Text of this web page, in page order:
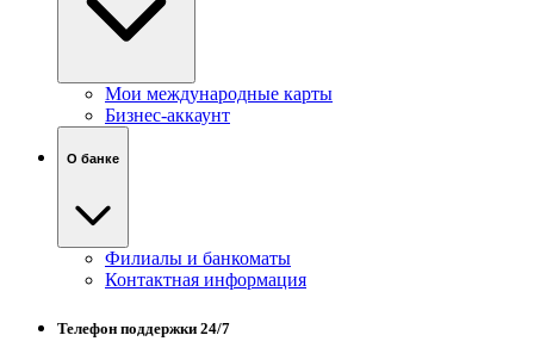
Мои международные карты
Бизнес-аккаунт
О банке
Филиалы и банкоматы
Контактная информация
Телефон поддержки 24/7